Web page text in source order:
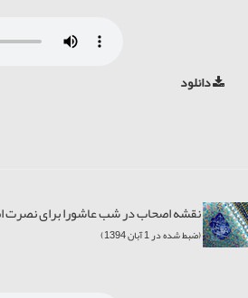
دانلود
نقشه اصحاب در شب عاشورا برای نصرت
(ضبط شده در 1 آبان 1394)